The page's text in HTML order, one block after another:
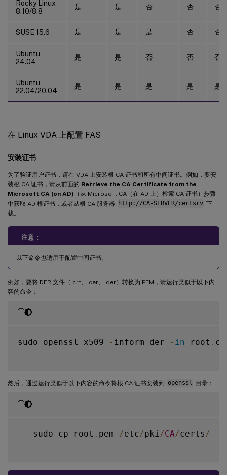
Rocky Linux
8.10/8.8
是 是 否 否 否
SUSE 15.6 是 是 是 否 否
Ubuntu
24.04
是 是 否 否 否
Ubuntu
22.04/20.04
是 是 是 是 是
在 Linux VDA 上配置 FAS
安装证书
为了验证用户证书，请在 VDA 上安装根 CA 证书和所有中间证书。例如，要安
装根 CA 证书，请从前面的 Retrieve the CA Certificate from the
Microsoft CA (on AD) （从 Microsoft CA（在 AD 上）检索 CA 证书）步骤
中获取 AD 根证书，或者从根 CA 服务器
http://CA-SERVER/certsrv 下
载。
注意：
以下命令也适用于配置中间证书。
例如，要将 DER 文件（.crt、.cer、.der）转换为 PEM，请运行类似于以下内
容的命令：
sudo openssl x509 - inform der - in root .
然后，通过运行类似于以下内容的命令将根 CA 证书安装到 openssl 目录：
-
  sudo cp root
. pem /etc/pki /CA/certs /